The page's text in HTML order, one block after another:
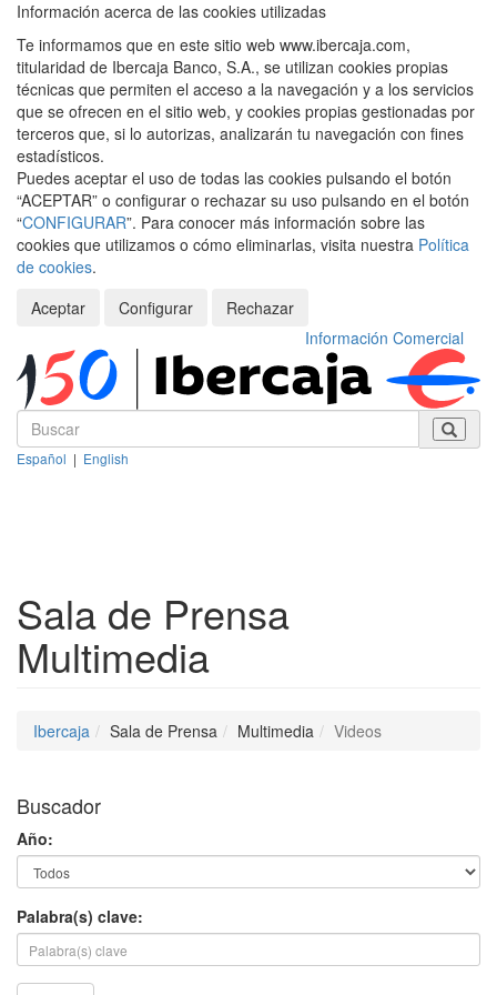
Información acerca de las cookies utilizadas
Te informamos que en este sitio web www.ibercaja.com,
titularidad de Ibercaja Banco, S.A., se utilizan cookies propias
técnicas que permiten el acceso a la navegación y a los servicios
que se ofrecen en el sitio web, y cookies propias gestionadas por
terceros que, si lo autorizas, analizarán tu navegación con fines
estadísticos.
Puedes aceptar el uso de todas las cookies pulsando el botón
“ACEPTAR” o configurar o rechazar su uso pulsando en el botón
“CONFIGURAR”. Para conocer más información sobre las
cookies que utilizamos o cómo eliminarlas, visita nuestra Política
de cookies.
Aceptar
Configurar
Rechazar
Información Comercial
Español | English
Sala de Prensa
Multimedia
Ibercaja Sala de Prensa Multimedia Videos
Buscador
Año:
Palabra(s) clave: